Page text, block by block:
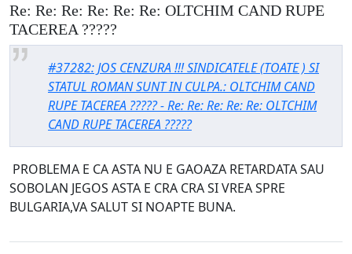
Re: Re: Re: Re: Re: Re: OLTCHIM CAND RUPE
TACEREA ?????
#37282: JOS CENZURA !!! SINDICATELE (TOATE ) SI
STATUL ROMAN SUNT IN CULPA.: OLTCHIM CAND
RUPE TACEREA ????? - Re: Re: Re: Re: Re: OLTCHIM
CAND RUPE TACEREA ?????
PROBLEMA E CA ASTA NU E GAOAZA RETARDATA SAU
SOBOLAN JEGOS ASTA E CRA CRA SI VREA SPRE
BULGARIA,VA SALUT SI NOAPTE BUNA.